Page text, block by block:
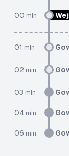
00 min
01 min
02 min
03 min
04 min
06 min